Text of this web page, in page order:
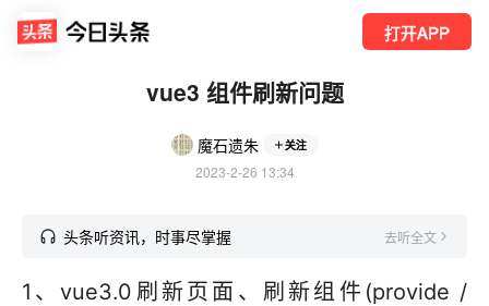
打开APP
vue3 组件刷新问题
魔石遗朱 关注
2023-2-26 13:34
头条听资讯，时事尽掌握 去听全文
1、vue3.0刷新页面、刷新组件(provide /